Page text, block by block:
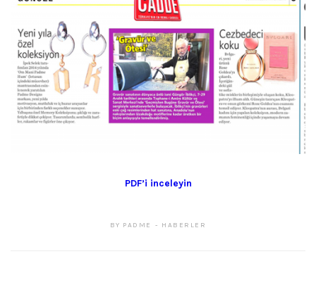
PDF’i inceleyin
BY PADME HABERLER